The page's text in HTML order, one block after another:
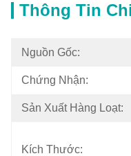
Thông Tin
Nguồn Gốc:
Chứng Nhận:
Sản Xuất Hàng Loạt:
Kích Thước: